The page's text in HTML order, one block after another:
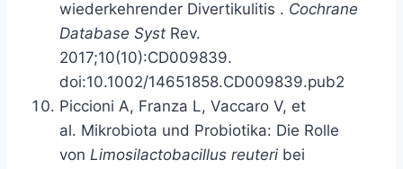
wiederkehrender Divertikulitis . Cochrane
Database Syst Rev.
2017;10(10):CD009839.
doi:10.1002/14651858.CD009839.pub2
Piccioni A, Franza L, Vaccaro V, et
al. Mikrobiota und Probiotika: Die Rolle
von Limosilactobacillus reuteri bei